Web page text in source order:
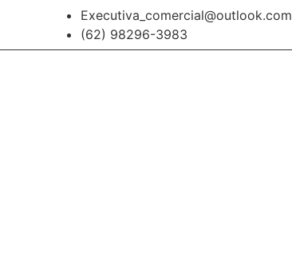
Executiva_comercial@outlook.com
(62) 98296-3983